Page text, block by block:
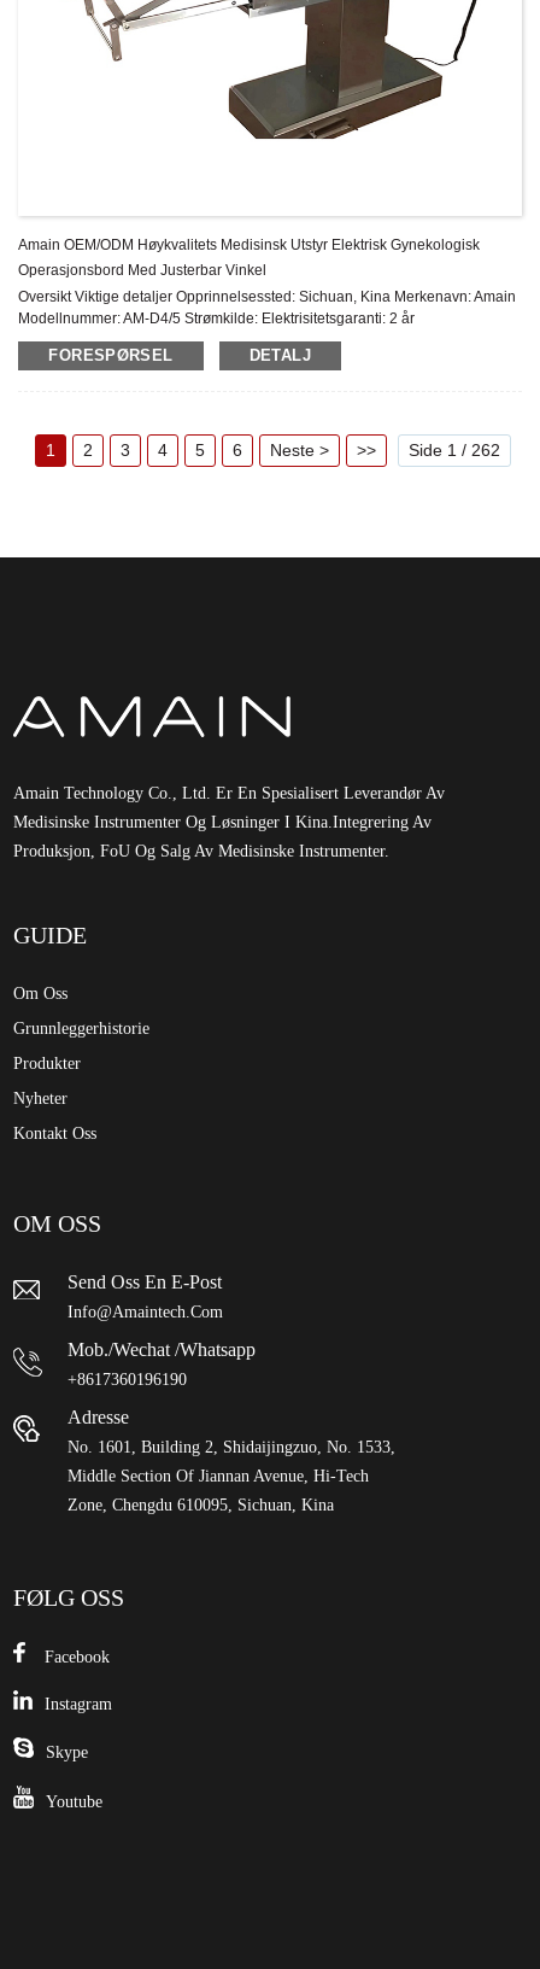
Amain OEM/ODM Høykvalitets Medisinsk Utstyr Elektrisk Gynekologisk
Operasjonsbord Med Justerbar Vinkel
Oversikt Viktige detaljer Opprinnelsessted: Sichuan, Kina Merkenavn: Amain
Modellnummer: AM-D4/5 Strømkilde: Elektrisitetsgaranti: 2 år
Ettersalgsservice: Online teknisk støtte Materiale: Metall, stål ...
FORESPØRSEL DETALJ
1 2 3 4 5 6 Neste > >> Side 1 / 262
Amain Technology Co., Ltd. Er En Spesialisert Leverandør Av
Medisinske Instrumenter Og Løsninger I Kina.Integrering Av
Produksjon, FoU Og Salg Av Medisinske Instrumenter.
GUIDE
Om Oss
Grunnleggerhistorie
Produkter
Nyheter
Kontakt Oss
OM OSS
Send Oss ​​en E-Post
Info@amaintech.com
Mob./wechat /whatsapp
+8617360196190
Adresse
No. 1601, Building 2, Shidaijingzuo, No. 1533,
Middle Section Of Jiannan Avenue, Hi-Tech
Zone, Chengdu 610095, Sichuan, Kina
FØLG OSS
Facebook
Instagram
Skype
Youtube